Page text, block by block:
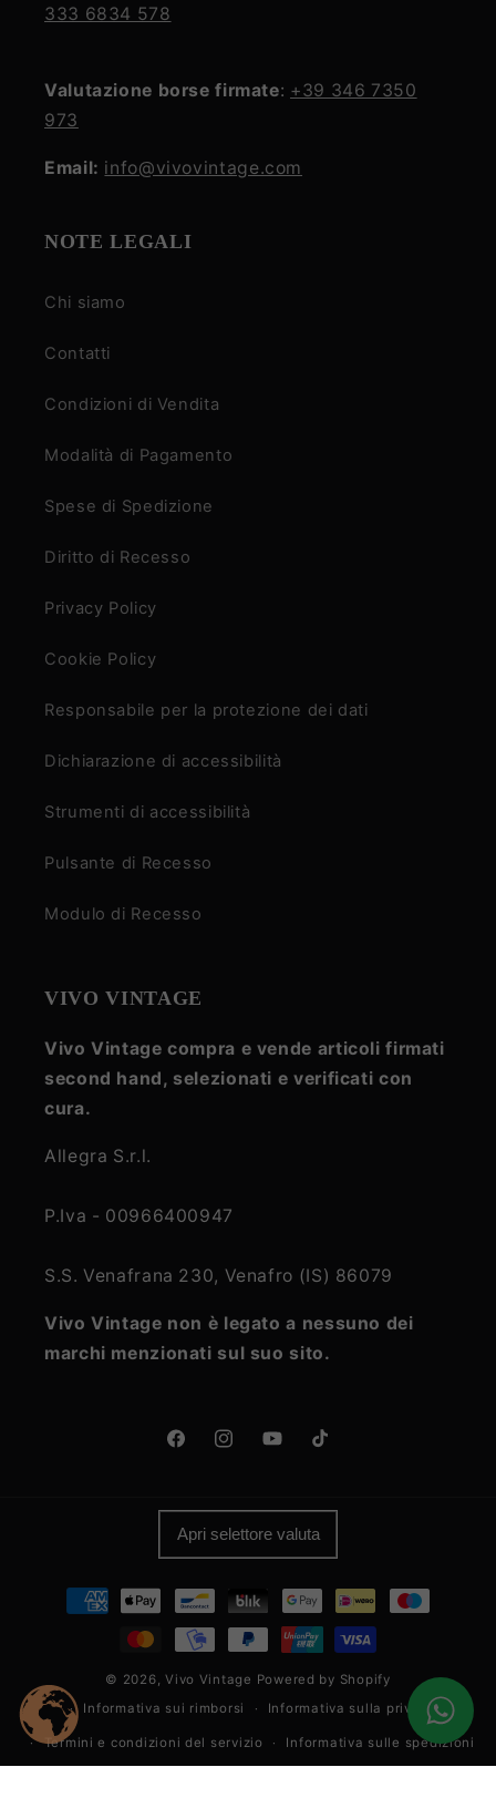
333 6834 578
Valutazione borse firmate: +39 346 7350
973
Email: info@vivovintage.com
NOTE LEGALI
Chi siamo
Contatti
Condizioni di Vendita
Modalità di Pagamento
Spese di Spedizione
Diritto di Recesso
Privacy Policy
Cookie Policy
Responsabile per la protezione dei dati
Dichiarazione di accessibilità
Strumenti di accessibilità
Pulsante di Recesso
Modulo di Recesso
VIVO VINTAGE
Vivo Vintage compra e vende articoli firmati
second hand, selezionati e verificati con
cura.
Allegra S.r.l.
P.Iva - 00966400947
S.S. Venafrana 230, Venafro (IS) 86079
Vivo Vintage non è legato a nessuno dei
marchi menzionati sul suo sito.
FacebookInstagramYouTubeTikTok
Apri selettore valuta
Metodi
pagamento
© 2026,Vivo Vintage Powered by Shopify
Informativa sui rimborsi
Informativa sulla privacy
Termini e condizioni del servizio Informativa sulle spedizioni